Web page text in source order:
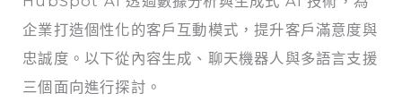
企業打造個性化的客戶互動模式，提升客戶滿意度與
忠誠度。以下從內容生成、聊天機器人與多語言支援
三個面向進行探討。